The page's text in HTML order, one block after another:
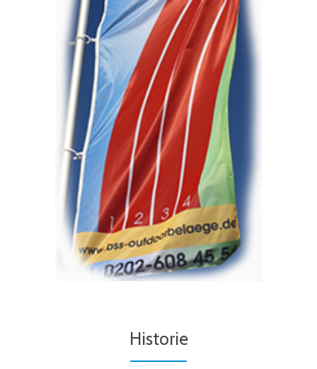
Historie